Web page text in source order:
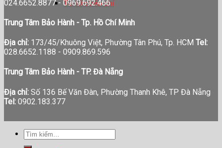
Tin tức báo chí
024.6652.8877 - 0969.692.466
Trung Tâm Bảo Hành - Tp. Hồ Chí Minh
Địa chỉ: 173/45/Khuông Việt, Phường Tân Phú, Tp. HCM Tel:
028.6652.1188 - 0909.869.596
Trung Tâm Bảo Hành - TP. Đà Nẵng
Địa chỉ: Số 136 Bế Văn Đàn, Phường Thanh Khê, TP Đà Nẵng
Tel: 0902.183.377
Tìm
kiếm: